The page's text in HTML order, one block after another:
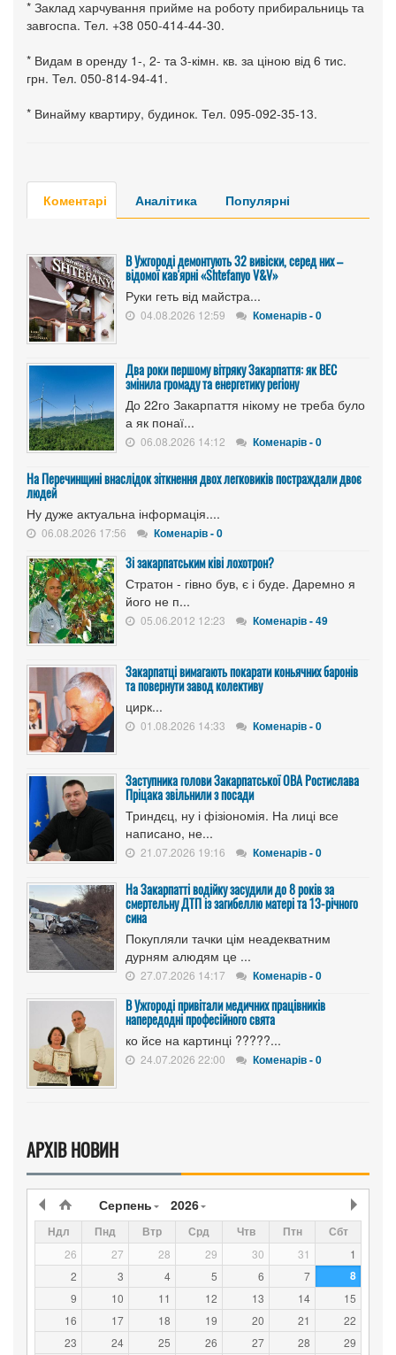
* Заклад харчування прийме на роботу прибиральниць та
завгоспа. Тел. +38 050-414-44-30.
* Видам в оренду 1-, 2- та 3-кімн. кв. за ціною від 6 тис.
грн. Тел. 050-814-94-41.
* Винайму квартиру, будинок. Тел. 095-092-35-13.
Коментарі Аналітика Популярні
В Ужгороді демонтують 32 вивіски, серед них –
відомої кав'ярні «Shtefanyo V&V»
Руки геть від майстра...
04.08.2026 12:59 Коменарів - 0
Два роки першому вітряку Закарпаття: як ВЕС
змінила громаду та енергетику регіону
До 22го Закарпаття нікому не треба було
а як понаї...
06.08.2026 14:12 Коменарів - 0
На Перечинщині внаслідок зіткнення двох легковиків постраждали двоє
людей
Ну дуже актуальна інформація....
06.08.2026 17:56 Коменарів - 0
Зі закарпатським ківі лохотрон?
Стратон - гівно був, є і буде. Даремно я
його не п...
05.06.2012 12:23 Коменарів - 49
Закарпатці вимагають покарати коньячних баронів
та повернути завод колективу
цирк...
01.08.2026 14:33 Коменарів - 0
Заступника голови Закарпатської ОВА Ростислава
Пріцака звільнили з посади
Триндєц, ну і фізіономія. На лиці все
написано, не...
21.07.2026 19:16 Коменарів - 0
На Закарпатті водійку засудили до 8 років за
смертельну ДТП із загибеллю матері та 13-річного
сина
Покупляли тачки цім неадекватним
дурням алюдям це ...
27.07.2026 14:17 Коменарів - 0
В Ужгороді привітали медичних працівників
напередодні професійного свята
ко йсе на картинці ?????...
24.07.2026 22:00 Коменарів - 0
АРХІВ НОВИН
Серпень 2026
Ндл Пнд Втр Срд Чтв Птн Сбт
26 27 28 29 30 31
1
2
3 4 5 6 7 8
9 10 11 12 13 14
15
16
17 18 19 20 21
22
23
24 25 26 27 28
29